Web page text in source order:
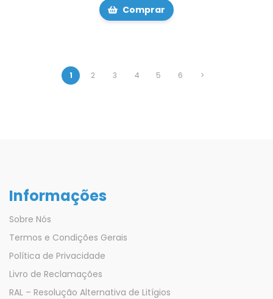
Comprar
1 2 3 4 5 6 >
Informações
Sobre Nós
Termos e Condições Gerais
Política de Privacidade
Livro de Reclamações
RAL – Resolução Alternativa de Litígios